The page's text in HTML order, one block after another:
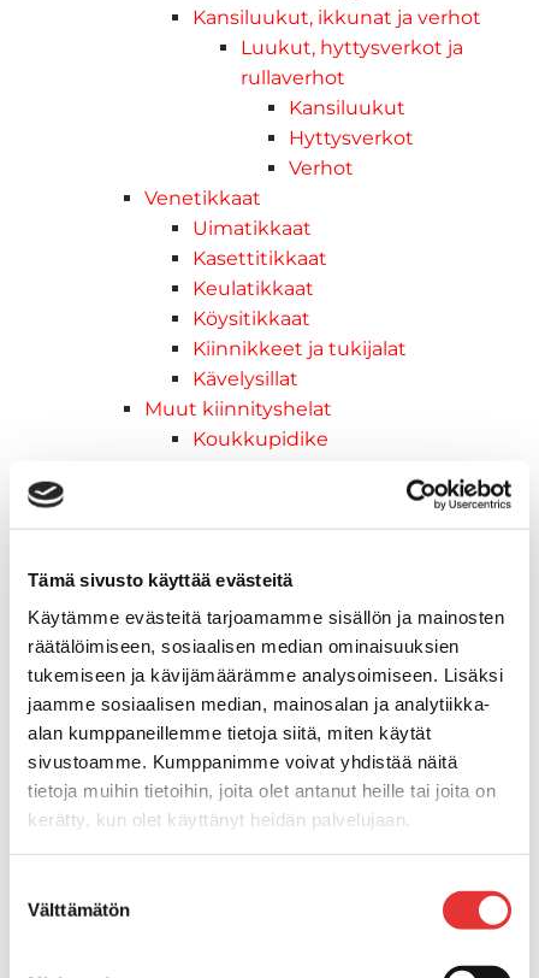
Tämä sivusto käyttää evästeitä
Käytämme evästeitä tarjoamamme sisällön ja mainosten
räätälöimiseen, sosiaalisen median ominaisuuksien
tukemiseen ja kävijämäärämme analysoimiseen. Lisäksi
jaamme sosiaalisen median, mainosalan ja analytiikka-
alan kumppaneillemme tietoja siitä, miten käytät
sivustoamme. Kumppanimme voivat yhdistää näitä
tietoja muihin tietoihin, joita olet antanut heille tai joita on
kerätty, kun olet käyttänyt heidän palvelujaan.
valinta
Välttämätön
Kansiluukut, ikkunat ja verhot
Luukut, hyttysverkot ja
rullaverhot
Kansiluukut
Hyttysverkot
Verhot
Venetikkaat
Uimatikkaat
Kasettitikkaat
Keulatikkaat
Köysitikkaat
Kiinnikkeet ja tukijalat
Kävelysillat
Muut kiinnityshelat
Koukkupidike
Tuulilasin kiinnike
Törmäyslista
Kansikate
Reuna- ja ikkunalistat
Alumiinilistat
Kävelysillat ja Taavetit
Kiinnitysvarret
SUP-laudan telineet
Kuljetusrampit
Askelmat
Kuljetusramppien tarvikkeet